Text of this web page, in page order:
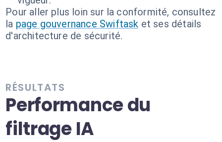
Pour aller plus loin sur la conformité, consultez
la page gouvernance Swiftask et ses détails
d'architecture de sécurité.
RÉSULTATS
Performance du
filtrage IA